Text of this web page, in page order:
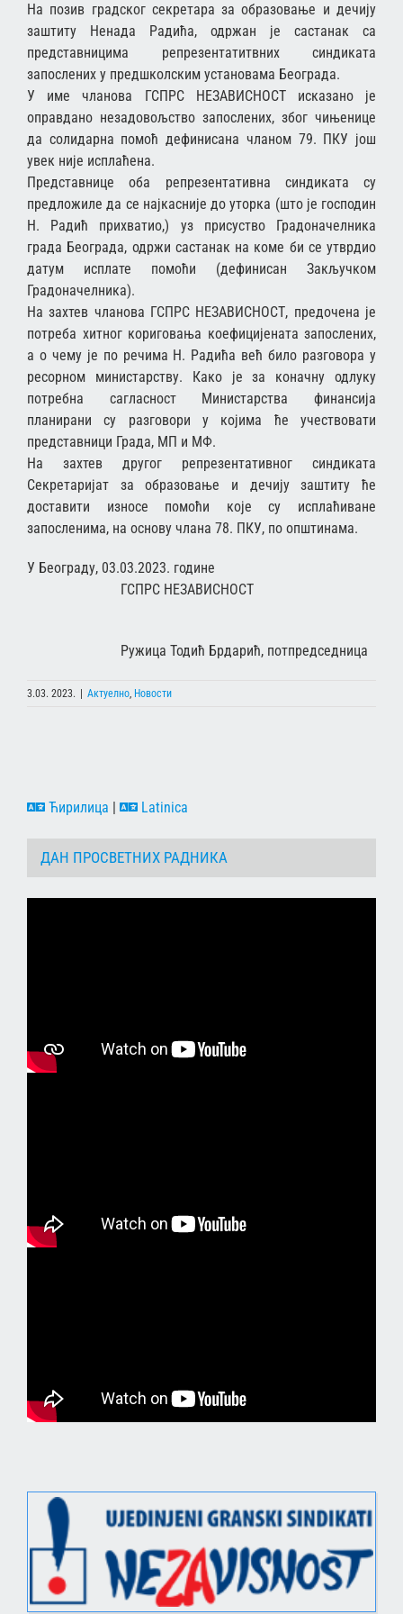
На позив градског секретара за образовање и дечију
заштиту Ненада Радића, одржан је састанак са
представницима репрезентатитвних синдиката
запослених у предшколским установама Београда.
У име чланова ГСПРС НЕЗАВИСНОСТ исказано је
оправдано незадовољство запослених, због чињенице
да солидарна помоћ дефинисана чланом 79. ПКУ још
увек није исплаћена.
Представнице оба репрезентативна синдиката су
предложиле да се најкасније до уторка (што је господин
Н. Радић прихватио,) уз присуство Градоначелника
града Београда, одржи састанак на коме би се утврдио
датум исплате помоћи (дефинисан Закључком
Градоначелника).
На захтев чланова ГСПРС НЕЗАВИСНОСТ, предочена је
потреба хитног кориговања коефицијената запослених,
а о чему је по речима Н. Радића већ било разговора у
ресорном министарству. Како је за коначну одлуку
потребна сагласност Министарства финансија
планирани су разговори у којима ће учествовати
представници Града, МП и МФ.
На захтев другог репрезентативног синдиката
Секретаријат за образовање и дечију заштиту ће
доставити износе помоћи које су исплаћиване
запосленима, на основу члана 78. ПКУ, по општинама.
У Београду, 03.03.2023. године
ГСПРС НЕЗАВИСНОСТ
Ружица Тодић Брдарић, потпредседница
3.03. 2023. | Актуелно Новости
Ћирилица | Latinica
ДАН ПРОСВЕТНИХ РАДНИКА